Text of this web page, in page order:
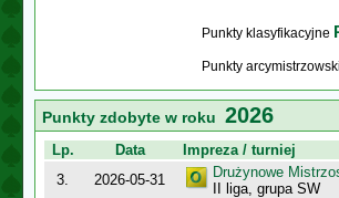
Punkty klasyfikacyjne
Punkty
Punkty zdobyte w roku 2026
Lp. Data
Impreza / turniej
3.
2026-05-31
Drużynowe
II liga, grupa SW